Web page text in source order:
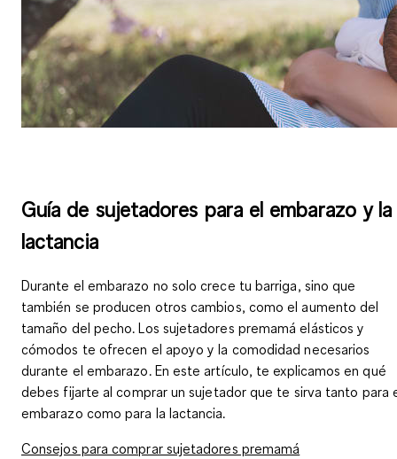
Guía de sujetadores para el embarazo y la
lactancia
Durante el embarazo no solo crece tu barriga, sino que
también se producen otros cambios, como el aumento del
tamaño del pecho. Los sujetadores premamá elásticos y
cómodos te ofrecen el apoyo y la comodidad necesarios
durante el embarazo. En este artículo, te explicamos en qué
debes fijarte al comprar un sujetador que te sirva tanto para
embarazo como para la lactancia.
Consejos para comprar sujetadores premamá